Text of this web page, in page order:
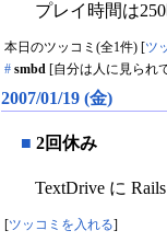
プレイ時間は
本日のツッコミ(全1件) [ ツ
# smbd [自分は人に見られ
2007/01/19 (金)
■ 2回休み
TextDrive に
[ツッコミを入れる]